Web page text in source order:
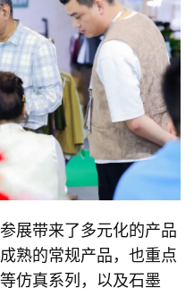
展带来了多元化的产品
熟的常规产品，也重点
仿真系列，以及石墨